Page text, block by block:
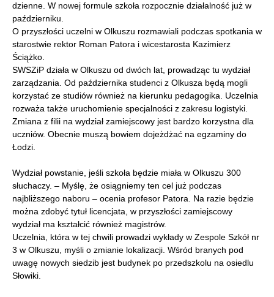
dzienne. W nowej formule szkoła rozpocznie działalność już w
październiku.
O przyszłości uczelni w Olkuszu rozmawiali podczas spotkania w
starostwie rektor Roman Patora i wicestarosta Kazimierz
Ściążko.
SWSZiP działa w Olkuszu od dwóch lat, prowadząc tu wydział
zarządzania. Od października studenci z Olkusza będą mogli
korzystać ze studiów również na kierunku pedagogika. Uczelnia
rozważa także uruchomienie specjalności z zakresu logistyki.
Zmiana z filii na wydział zamiejscowy jest bardzo korzystna dla
uczniów. Obecnie muszą bowiem dojeżdżać na egzaminy do
Łodzi.
Wydział powstanie, jeśli szkoła będzie miała w Olkuszu 300
słuchaczy. – Myślę, że osiągniemy ten cel już podczas
najbliższego naboru – ocenia profesor Patora. Na razie będzie
można zdobyć tytuł licencjata, w przyszłości zamiejscowy
wydział ma kształcić również magistrów.
Uczelnia, która w tej chwili prowadzi wykłady w Zespole Szkół nr
3 w Olkuszu, myśli o zmianie lokalizacji. Wśród branych pod
uwagę nowych siedzib jest budynek po przedszkolu na osiedlu
Słowiki.